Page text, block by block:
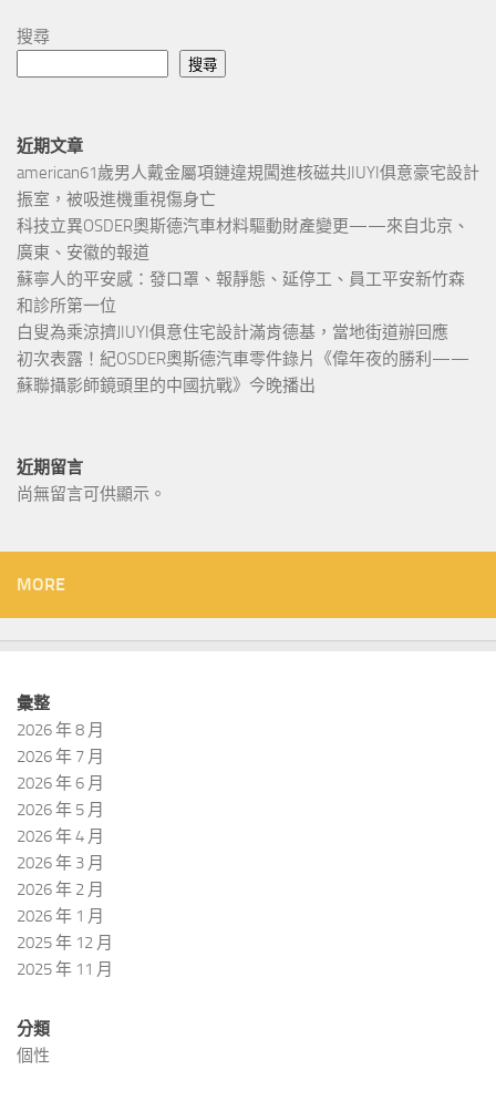
搜尋
搜尋
近期文章
american61歲男人戴金屬項鏈違規闖進核磁共JIUYI俱意豪宅設計
振室，被吸進機重視傷身亡
科技立異OSDER奧斯德汽車材料驅動財產變更——來自北京、
廣東、安徽的報道
蘇寧人的平安感：發口罩、報靜態、延停工、員工平安新竹森
和診所第一位
白叟為乘涼擠JIUYI俱意住宅設計滿肯德基，當地街道辦回應
初次表露！紀OSDER奧斯德汽車零件錄片《偉年夜的勝利——
蘇聯攝影師鏡頭里的中國抗戰》今晚播出
近期留言
尚無留言可供顯示。
MORE
彙整
2026 年 8 月
2026 年 7 月
2026 年 6 月
2026 年 5 月
2026 年 4 月
2026 年 3 月
2026 年 2 月
2026 年 1 月
2025 年 12 月
2025 年 11 月
分類
個性